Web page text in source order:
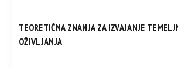
TEORETIČNA ZNANJA ZA IZVAJANJE
OŽIVLJANJA